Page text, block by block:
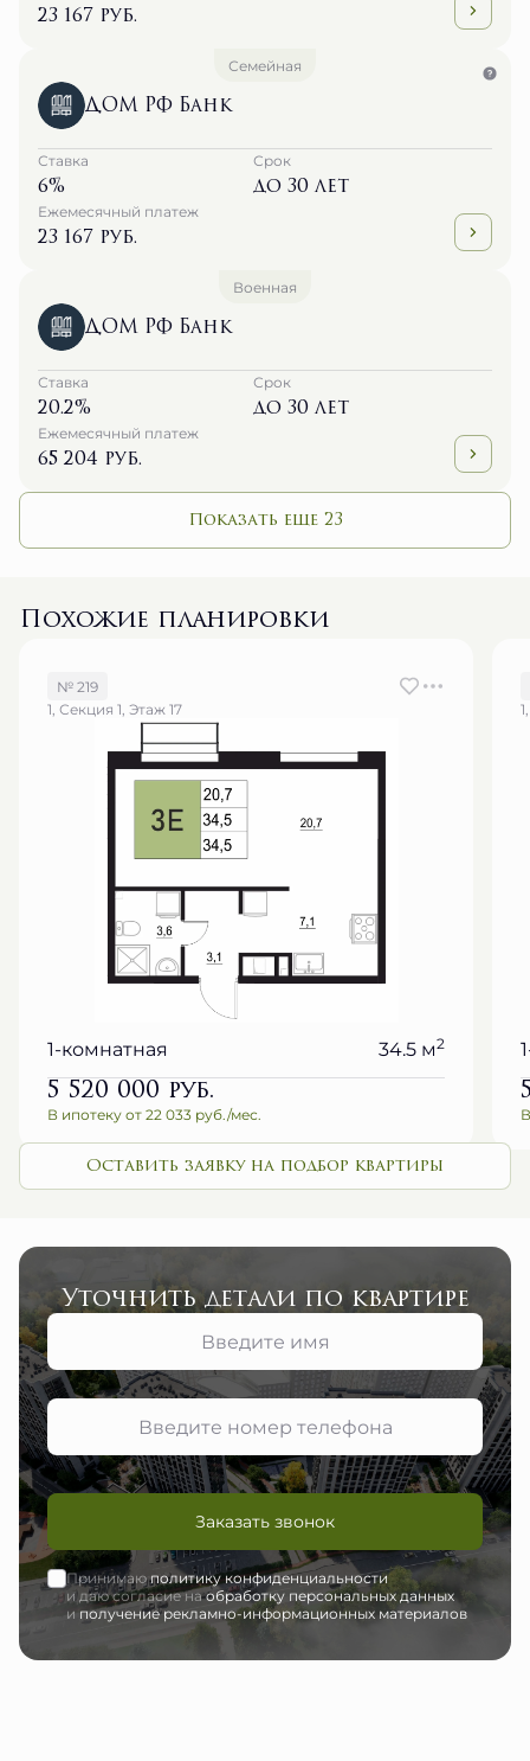
23 167 руб.
Семейная
ДОМ РФ Банк
Ставка
6%
Срок
до 30 лет
Ежемесячный платеж
23 167 руб.
Военная
ДОМ РФ Банк
Ставка
20.2%
Срок
до 30 лет
Ежемесячный платеж
65 204 руб.
Показать еще 23
Похожие планировки
№ 219
1, Секция 1, Этаж 17
1-комнатная 34.5 м2
5 520 000руб.
В ипотеку от 22 033 руб./мес.
Оставить заявку на подбор квартиры
Уточнить детали по квартире
Заказать звонок
Принимаюполитику конфиденциальности
и даю согласие наобработку персональных данных
иполучение рекламно-информационных материалов